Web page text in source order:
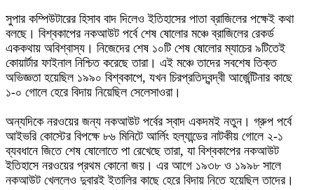
সুপার কম্পিউটারের হিসাব বাদ দিলেও ইতিহাসের পাতা ব্রাজিলের পক্ষেই কথা
বলছে। বিশ্বকাপের নকআউট পর্বে শেষ ষোলোর মঞ্চে ব্রাজিলের রেকর্ড
এককথায় অবিশ্বাস্য। নিজেদের শেষ ১০টি শেষ ষোলোর ম্যাচের ৯টিতেই
কোয়ার্টার ফাইনাল নিশ্চিত করেছে তারা। এই মঞ্চে তাদের সবশেষ তিক্ত
অভিজ্ঞতা হয়েছিল ১৯৯০ বিশ্বকাপে, যখন চিরপ্রতিদ্বন্দ্বী আর্জেন্টিনার কাছে
১-০ গোলে হেরে বিদায় নিয়েছিল সেলেসাওরা।
অন্যদিকে নরওয়ের জন্য নকআউট পর্বের স্বাদ একদমই নতুন। গ্রুপ পর্বে
আইভরি কোস্টের বিপক্ষে ৮৬ মিনিটে আর্লিং হল্যান্ডের নাটকীয় গোলে ২-১
ব্যবধানে জিতে শেষ ষোলোতে পা রেখেছে তারা, যা বিশ্বকাপের নকআউট
ইতিহাসে নরওয়ের প্রথম কোনো জয়। এর আগে ১৯৩৮ ও ১৯৯৮ সালে
নকআউট খেললেও দুবারই ইতালির কাছে হেরে বিদায় নিতে হয়েছিল তাদের।